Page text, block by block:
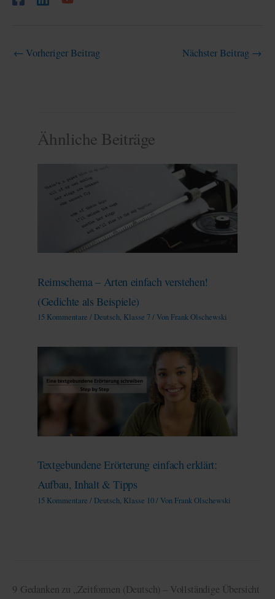
← Vorheriger Beitrag Nächster Beitrag →
Ähnliche Beiträge
Reimschema – Arten einfach verstehen!
(Gedichte als Beispiele)
15 Kommentare / Deutsch, Klasse 7/ Von Frank Olschewski
Textgebundene Erörterung einfach erklärt:
Aufbau, Inhalt & Tipps
15 Kommentare / Deutsch, Klasse 10/ Von Frank Olschewski
9 Gedanken zu „Zeitformen (Deutsch) – Vollständige Übersicht